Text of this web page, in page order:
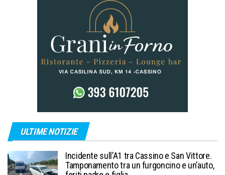
ULTIME NOTIZIE
Incidente sull’A1 tra Cassino e San Vittore.
Tamponamento tra un furgoncino e un’auto,